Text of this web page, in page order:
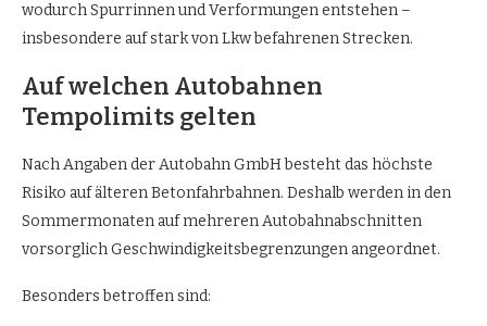
wodurch Spurrinnen und Verformungen entstehen –
insbesondere auf stark von Lkw befahrenen Strecken.
Auf welchen Autobahnen
Tempolimits gelten
Nach Angaben der Autobahn GmbH besteht das höchste
Risiko auf älteren Betonfahrbahnen. Deshalb werden in den
Sommermonaten auf mehreren Autobahnabschnitten
vorsorglich Geschwindigkeitsbegrenzungen angeordnet.
Besonders betroffen sind: